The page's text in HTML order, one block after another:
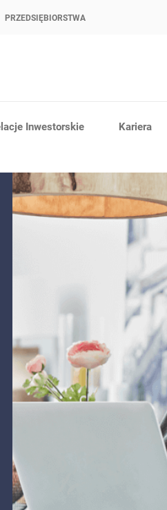
PRZEDSIĘBIORSTWA
Inwestorskie Kariera
rotowanie bennrów